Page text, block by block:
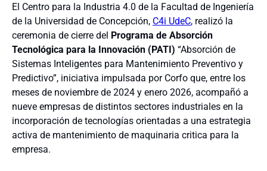
El Centro para la Industria 4.0 de la Facultad de Ingeniería
de la Universidad de Concepción, C4i UdeC, realizó la
ceremonia de cierre del Programa de Absorción
Tecnológica para la Innovación (PATI) “Absorción de
Sistemas Inteligentes para Mantenimiento Preventivo y
Predictivo”, iniciativa impulsada por Corfo que, entre los
meses de noviembre de 2024 y enero 2026, acompañó a
nueve empresas de distintos sectores industriales en la
incorporación de tecnologías orientadas a una estrategia
activa de mantenimiento de maquinaria critica para la
empresa.